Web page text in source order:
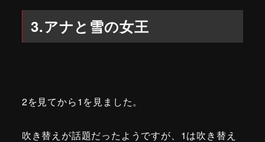
3.アナと雪の女王
2を見てから1を見ました。
吹き替えが話題だったようですが、1は吹き替え